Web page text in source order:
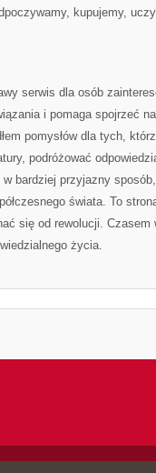
kupujemy,
serwis dla osób
i pomaga spojrzeć
pomysłów dla tych,
podróżować
bardziej przyjazny
świata. To
się od rewolucji.
życia.